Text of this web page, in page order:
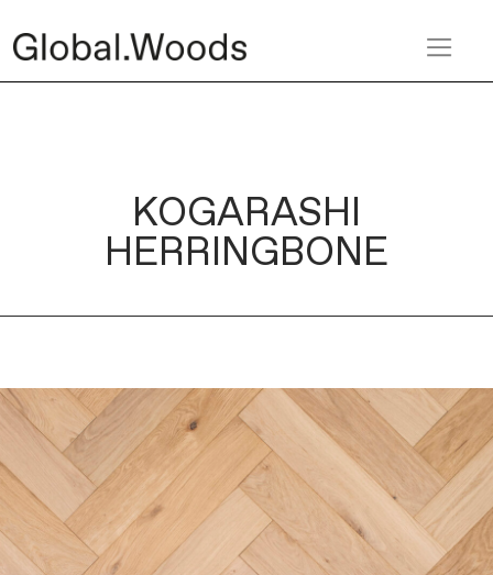
KOGARASHI
HERRINGBONE